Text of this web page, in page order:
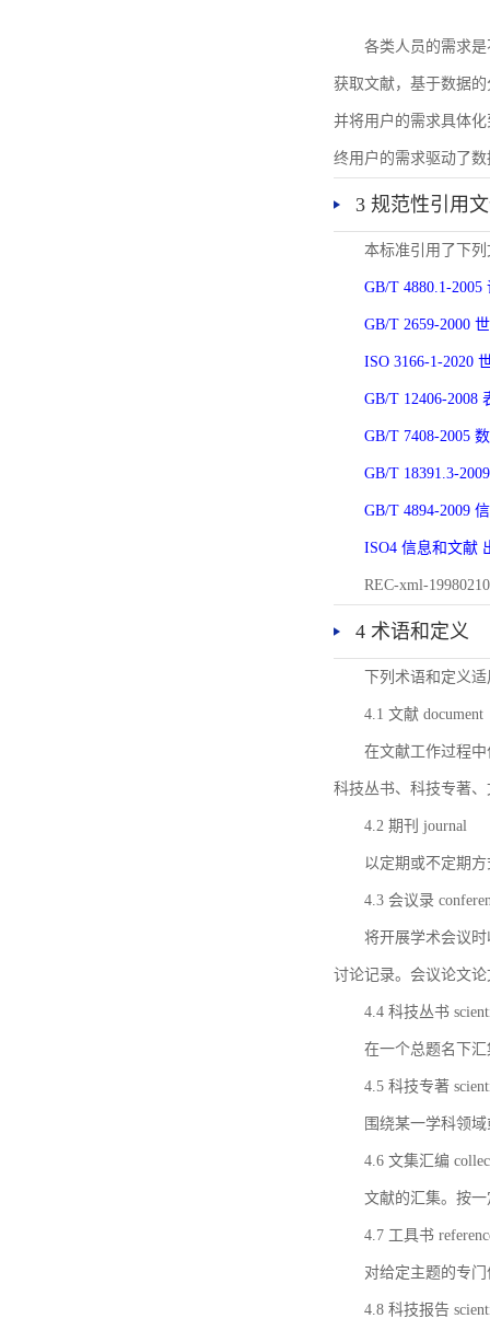
各类人员的需求
获取文献，基于数据
并将用户的需求具体
终用户的需求驱动了
3 规范性引用
本标准引用了下
GB/T 4880.1-
GB/T 2659-2000
ISO 3166-1-2020
GB/T 12406-2008
GB/T 7408-2005
GB/T 18391.3-
GB/T 4894-2009
ISO4 信息和文献
REC-xml-
4 术语和定义
下列术语和定义
4.1 文献 document
在文献工作过程
科技丛书、科技专著
4.2 期刊 journal
以定期或不定期
4.3 会议录
将开展学术会议
讨论记录。会议论文
4.4 科技丛书
在一个总题名下
4.5 科技专著
围绕某一学科领
4.6 文集汇编
文献的汇集。按
4.7 工具书
对给定主题的专
4.8 科技报告